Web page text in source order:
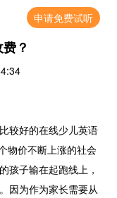
申请免费试听
？
较好的在线少儿英语
物价不断上涨的社会
孩子输在起跑线上，
因为作为家长需要从